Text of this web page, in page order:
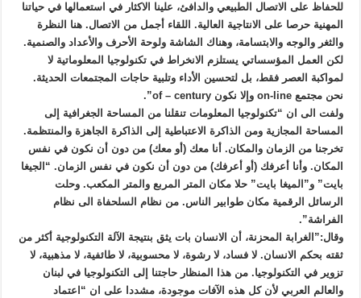
للحفاظ على الاتصال الطبيعي والدافئ، علينا الاكثار في استعمالها في حياتنا
المهنية حرصا على الانتاجية العالية. اللقاء أجمل من الاتصال. هنا النظرة
والثغر والوجه والابتسامة، وهناك الشاشة ولوحة الأحرف والأعداد والصنمية.
لكن العمل المؤسساتي يستلزم الانخراط في تكنولوجيا المعلوماتية لا
لمواكبة العصر فقط، بل لتحسين الأداء وتلبية حاجات المجتمعات الحديثة.
نحن مجتمع on-line وإلا نكون of – century”.
ولفت الى ان “تكنولوجيا المعلومات تنقلنا من المساحة الجغرافية إلى
المساحة المجازية ومن الذاكرة الاعتباطية إلى الذاكرة الجاهزة والمنتظمة.
تخرجنا من الزمان والمكان. أنا معك (أو معك) من دون أن نكون في نفس
المكان. وأنا أعرفك (أو أعرفك) من دون أن نكون في نفس الزمان. “الجيغا
بايت” و”الميغا بايت” حلا مكان المتر المربع والمتر المكعب. وحلت
الرسائل الرقمية مكان طوابير الناس. من نظام السلحفاة الى نظام
الفراشة”.
وقال:”الغرابة المحزنة، أن الانسان بات يثق بنتيجة الآلة التكنولوجية أكثر من
ثقته بحكم الانسان. لا فساد، لا رشوة، لا محسوبية، لا طائفية، لا مذهبية، لا
تزوير في التكنولوجيا. من هذا المنظار حاجتنا إلى التكنولوجيا في لبنان
والعالم العربي لأن كل هذه الآفات موجودة، مشددا على ان “اعتماد